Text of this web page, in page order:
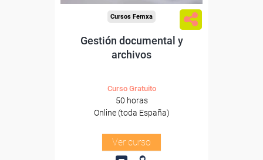
Cursos Femxa
Gestión documental y
archivos
Curso Gratuito
50 horas
Online (toda España)
Ver curso